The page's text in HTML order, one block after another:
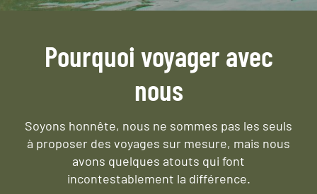
Pourquoi voyager avec
nous
Soyons honnête, nous ne sommes pas les seuls
à proposer des voyages sur mesure, mais nous
avons quelques atouts qui font
incontestablement la différence.